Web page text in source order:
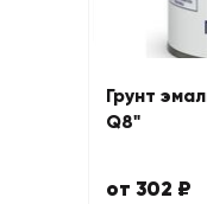
Грунт
Q8"
от 302 ₽